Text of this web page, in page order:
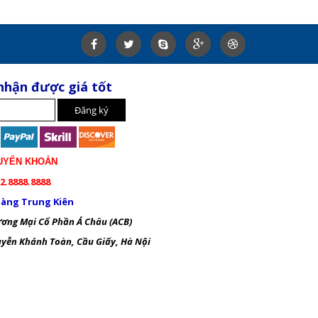
được giá tốt
KHOẢN
Trung Kiên
Mại Cổ Phần Á Châu (ACB)
Khánh Toàn, Cầu Giấy, Hà Nội